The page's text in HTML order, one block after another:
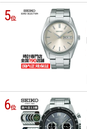
5位
6位